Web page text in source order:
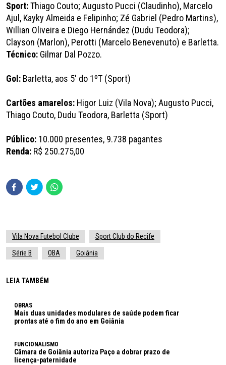
Sport:Thiago Couto; Augusto Pucci (Claudinho), Marcelo
Ajul, Kayky Almeida e Felipinho; Zé Gabriel (Pedro Martins),
Willian Oliveira e Diego Hernández (Dudu Teodora);
Clayson (Marlon), Perotti (Marcelo Benevenuto) e Barletta.
Técnico: Gilmar Dal Pozzo.
Gol: Barletta, aos 5' do 1ºT (Sport)
Cartões amarelos: Higor Luiz (Vila Nova); Augusto Pucci,
Thiago Couto, Dudu Teodora, Barletta (Sport)
Público: 10.000 presentes, 9.738 pagantes
Renda: R$ 250.275,00
Vila Nova Futebol Clube Sport Club do Recife
Série B OBA Goiânia
LEIA TAMBÉM
OBRAS
Mais duas unidades modulares de saúde podem ficar
prontas até o fim do ano em Goiânia
FUNCIONALISMO
Câmara de Goiânia autoriza Paço a dobrar prazo de
licença-paternidade